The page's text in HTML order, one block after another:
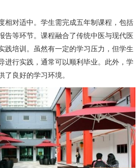
相对适中。学生需完成五年制课程，包括
告等环节。课程融合了传统中医与现代医
践培训。虽然有一定的学习压力，但学生
进行实践，通常可以顺利毕业。此外，学
了良好的学习环境。